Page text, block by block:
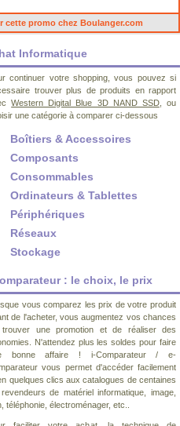
cette promo chez Boulanger.com
Informatique
continuer votre shopping, vous pouvez si
trouver plus de produits en rapport
Western Digital Blue 3D NAND SSD, ou
une catégorie à comparer ci-dessous
Boîtiers & Accessoires
Composants
Consommables
Ordinateurs & Tablettes
Périphériques
Réseaux
Stockage
: le choix, le prix
vous comparez les prix de votre produit
de l'acheter, vous augmentez vos chances
une promotion et de réaliser des
N'attendez plus les soldes pour faire
bonne affaire ! i-Comparateur / e-
vous permet d'accéder facilement
quelques clics aux catalogues de centaines
de matériel informatique, image,
téléphonie, électroménager, etc..